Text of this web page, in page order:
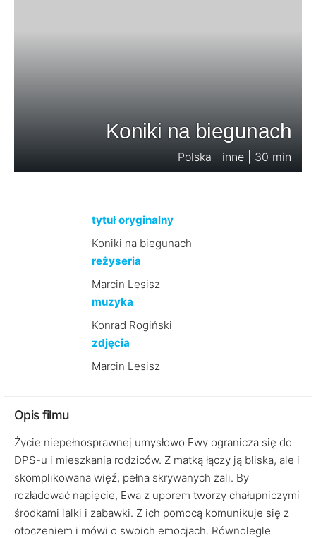
Koniki na biegunach
Polska | inne | 30 min
tytuł oryginalny
Koniki na biegunach
reżyseria
Marcin Lesisz
muzyka
Konrad Rogiński
zdjęcia
Marcin Lesisz
Opis filmu
Życie niepełnosprawnej umysłowo Ewy ogranicza się do
DPS-u i mieszkania rodziców. Z matką łączy ją bliska, ale i
skomplikowana więź, pełna skrywanych żali. By
rozładować napięcie, Ewa z uporem tworzy chałupniczymi
środkami lalki i zabawki. Z ich pomocą komunikuje się z
otoczeniem i mówi o swoich emocjach. Równolegle